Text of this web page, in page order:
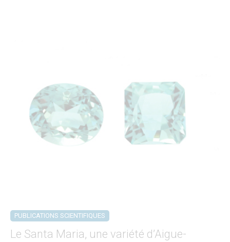
PUBLICATIONS SCIENTIFIQUES
Le Santa Maria, une variété d’Aigue-